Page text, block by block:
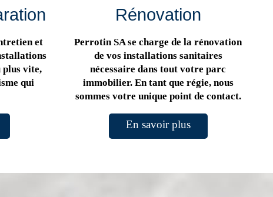
et
plus vite,
qui
Rénovation
Perrotin SA se charge de la rénovation
de vos installations sanitaires
nécessaire dans tout votre parc
immobilier. En tant que régie, nous
sommes votre unique point de contact.
En savoir plus